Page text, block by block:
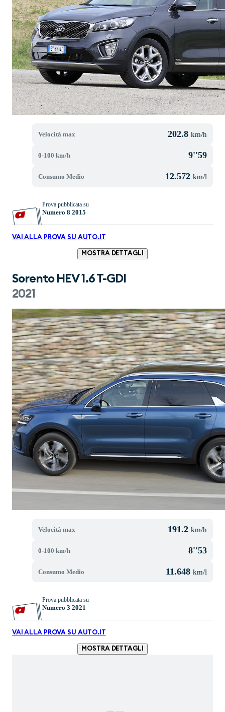
Velocità max 202.8 km/h
0-100 km/h 9''59
Consumo Medio 12.572 km/l
Prova pubblicata su
Numero 8 2015
VAI ALLA PROVA SU AUTO.IT
MOSTRA DETTAGLI
Sorento HEV 1.6 T-GDI
2021
Velocità max 191.2 km/h
0-100 km/h 8''53
Consumo Medio 11.648 km/l
Prova pubblicata su
Numero 3 2021
VAI ALLA PROVA SU AUTO.IT
MOSTRA DETTAGLI